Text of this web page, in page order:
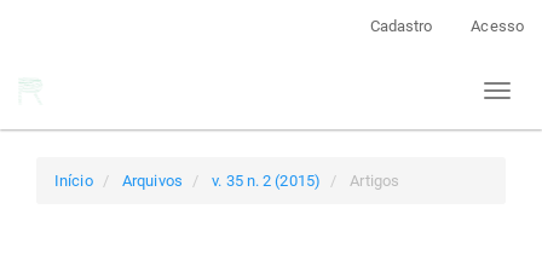
Cadastro Acesso
Toggle
Início Arquivos v. 35 n. 2 (2015) Artigos